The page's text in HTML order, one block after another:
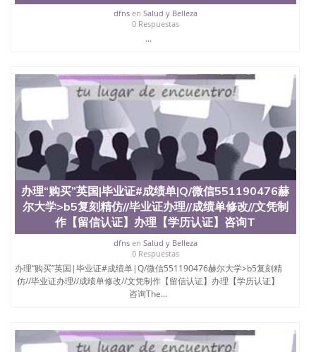
dfnsen Salud y Belleza
0 Respuestas
...
办理“购买”英国|毕业证#成绩单|Q/微信551190476赫
尔大学>b5复刻精仿//毕业证办理//成绩单修改//文凭制
作【留信认证】办理【学历认证】咨询T
dfnsen Salud y Belleza
0 Respuestas
办理“购买”英国|毕业证#成绩单|Q/微信551190476赫尔大学>b5复刻精
仿//毕业证办理//成绩单修改//文凭制作【留信认证】办理【学历认证】
咨询The...